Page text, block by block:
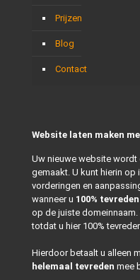
Prijzen
Blog
Contact
Website laten maken
Uw nieuwe website
gemaakt. U kunt hierin
vorderingen en
wanneer u 100% tevreden
op de juiste
totdat u hier 100%
Hierdoor betaalt u alleen
helemaal tevreden mee